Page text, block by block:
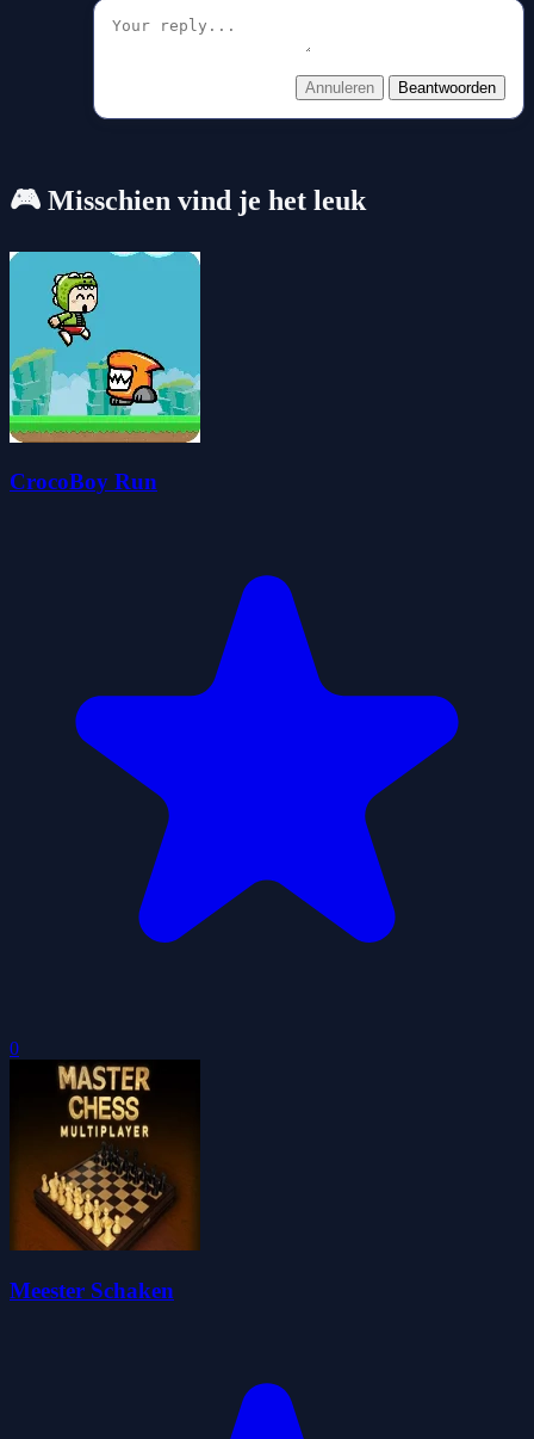
Annuleren Beantwoorden
🎮 Misschien vind je het leuk
CrocoBoy Run
0
Meester Schaken